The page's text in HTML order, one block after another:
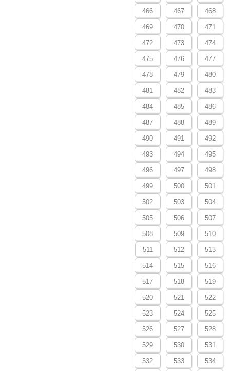
466 467 468
469 470 471
472 473 474
475 476 477
478 479 480
481 482 483
484 485 486
487 488 489
490 491 492
493 494 495
496 497 498
499 500 501
502 503 504
505 506 507
508 509 510
511 512 513
514 515 516
517 518 519
520 521 522
523 524 525
526 527 528
529 530 531
532 533 534